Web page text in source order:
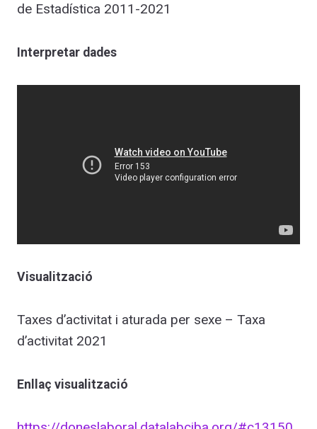
de Estadística 2011-2021
Interpretar dades
Visualització
Taxes d’activitat i aturada per sexe – Taxa
d’activitat 2021
Enllaç visualització